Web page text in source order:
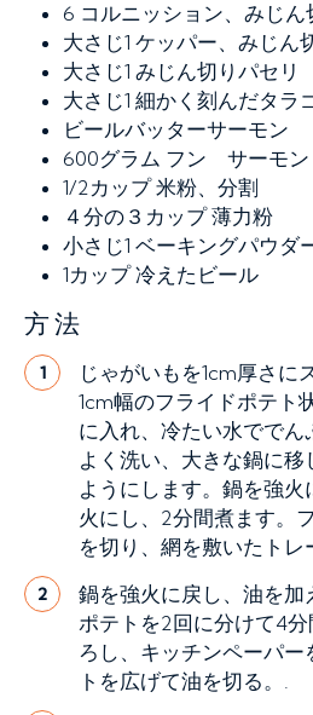
6 コルニッション、みじん
大さじ1 ケッパー、みじん
大さじ1 みじん切りパセリ
大さじ1 細かく刻んだタラ
ビールバッターサーモン
600グラム フン サーモン
1/2カップ米粉、分割
４分の３カップ薄力粉
小さじ1 ベーキングパウダ
1カップ冷えたビール
方法
1
じゃがいもを1cm厚さに
1cm幅のフライドポテト
に入れ、冷たい水でで
よく洗い、大きな鍋に
ようにします。鍋を強
火にし、2分間煮ます。
を切り、網を敷いたトレ
2
鍋を強火に戻し、油を加
ポテトを2回に分けて4
ろし、キッチンペーパ
トを広げて油を切る。.